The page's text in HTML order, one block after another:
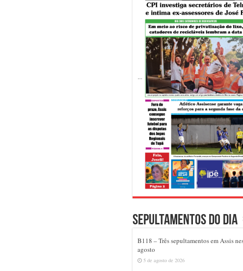
Sepultamentos do dia
B118 – Três sepultamentos em Assis
agosto
5 de agosto de 2026